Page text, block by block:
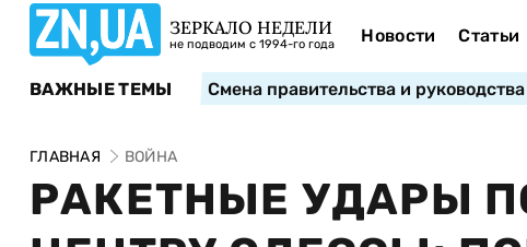
ЗЕРКАЛО НЕДЕЛИ
не подводим с 1994-го года Новости Статьи
ВАЖНЫЕ ТЕМЫ Смена правительства и
ГЛАВНАЯ ВОЙНА
РАКЕТНЫЕ УДАРЫ